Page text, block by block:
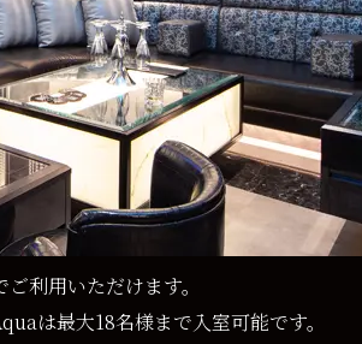
利用いただけます。
は最大18名様まで入室可能です。